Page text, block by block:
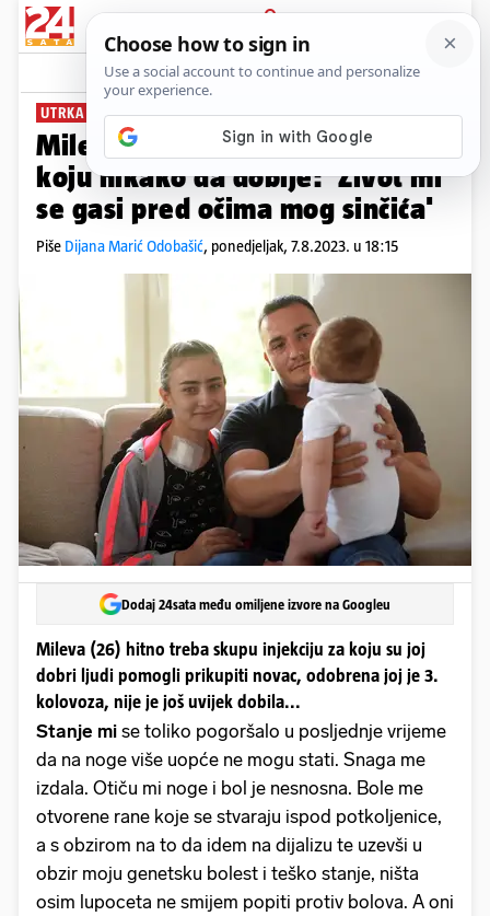
PRIJAVA
News Komentari
UTRKA S VREMENOM
Milevi treba skupa injekcija
koju nikako da dobije: 'Život mi
se gasi pred očima mog sinčića'
Piše Dijana Marić Odobašić, ponedjeljak, 7.8.2023. u 18:15
Dodaj 24sata među omiljene izvore na Googleu
Mileva (26) hitno treba skupu injekciju za koju su joj
dobri ljudi pomogli prikupiti novac, odobrena joj je 3.
kolovoza, nije je još uvijek dobila...
Stanje mi se toliko pogoršalo u posljednje vrijeme
da na noge više uopće ne mogu stati. Snaga me
izdala. Otiču mi noge i bol je nesnosna. Bole me
otvorene rane koje se stvaraju ispod potkoljenice,
a s obzirom na to da idem na dijalizu te uzevši u
obzir moju genetsku bolest i teško stanje, ništa
osim lupoceta ne smijem popiti protiv bolova. A oni